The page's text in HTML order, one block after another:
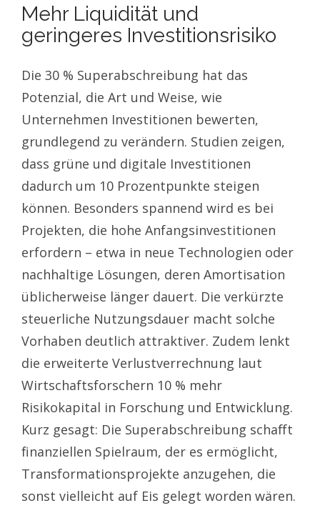
Mehr Liquidität und
geringeres Investitionsrisiko
Die 30 % Superabschreibung hat das
Potenzial, die Art und Weise, wie
Unternehmen Investitionen bewerten,
grundlegend zu verändern. Studien zeigen,
dass grüne und digitale Investitionen
dadurch um 10 Prozentpunkte steigen
können. Besonders spannend wird es bei
Projekten, die hohe Anfangsinvestitionen
erfordern – etwa in neue Technologien oder
nachhaltige Lösungen, deren Amortisation
üblicherweise länger dauert. Die verkürzte
steuerliche Nutzungsdauer macht solche
Vorhaben deutlich attraktiver. Zudem lenkt
die erweiterte Verlustverrechnung laut
Wirtschaftsforschern 10 % mehr
Risikokapital in Forschung und Entwicklung.
Kurz gesagt: Die Superabschreibung schafft
finanziellen Spielraum, der es ermöglicht,
Transformationsprojekte anzugehen, die
sonst vielleicht auf Eis gelegt worden wären.